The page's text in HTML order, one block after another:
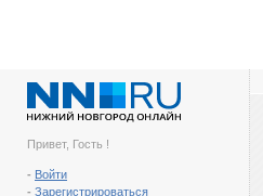
Привет, Гость !
- Войти
- Зарегистрироваться